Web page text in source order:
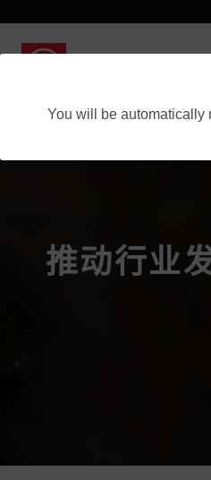
You will be automatically
推动行业